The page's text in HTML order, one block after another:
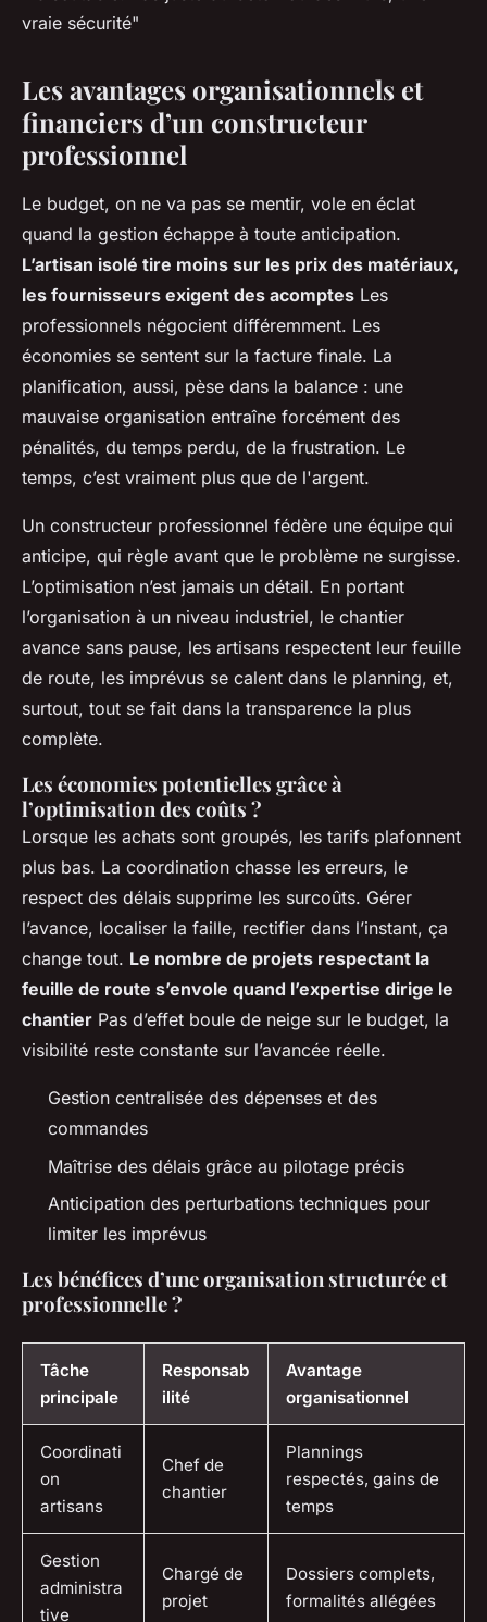
vraie sécurité"
Les avantages organisationnels et
financiers d’un constructeur
professionnel
Le budget, on ne va pas se mentir, vole en éclat
quand la gestion échappe à toute anticipation.
L’artisan isolé tire moins sur les prix des matériaux,
les fournisseurs exigent des acomptes Les
professionnels négocient différemment. Les
économies se sentent sur la facture finale. La
planification, aussi, pèse dans la balance : une
mauvaise organisation entraîne forcément des
pénalités, du temps perdu, de la frustration. Le
temps, c’est vraiment plus que de l'argent.
Un constructeur professionnel fédère une équipe qui
anticipe, qui règle avant que le problème ne surgisse.
L’optimisation n’est jamais un détail. En portant
l’organisation à un niveau industriel, le chantier
avance sans pause, les artisans respectent leur feuille
de route, les imprévus se calent dans le planning, et,
surtout, tout se fait dans la transparence la plus
complète.
Les économies potentielles grâce à
l’optimisation des coûts ?
Lorsque les achats sont groupés, les tarifs plafonnent
plus bas. La coordination chasse les erreurs, le
respect des délais supprime les surcoûts. Gérer
l’avance, localiser la faille, rectifier dans l’instant, ça
change tout. Le nombre de projets respectant la
feuille de route s’envole quand l’expertise dirige le
chantier Pas d’effet boule de neige sur le budget, la
visibilité reste constante sur l’avancée réelle.
Gestion centralisée des dépenses et des
commandes
Maîtrise des délais grâce au pilotage précis
Anticipation des perturbations techniques pour
limiter les imprévus
Les bénéfices d’une organisation structurée et
professionnelle ?
Tâche
principale
Responsab
ilité
Avantage
organisationnel
Coordinati
on
artisans
Chef de
chantier
Plannings
respectés, gains de
temps
Gestion
administra
tive
Chargé de
projet
Dossiers complets,
formalités allégées